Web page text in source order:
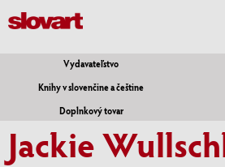
Vydavateľstvo
Knihy v slovenčine a češtine
Doplnkový tovar
Jackie